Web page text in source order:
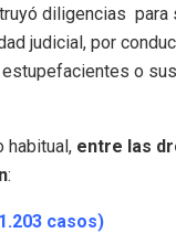
diligencias para
judicial, por
o
habitual, entre las
:
casos)